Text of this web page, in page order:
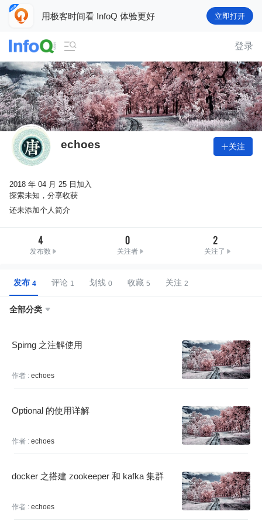
用极客时间看 InfoQ 体验更好 立即打开
 登录
echoes 关注
2018 年 04 月 25 日加入
探索未知，分享收获
还未添加个人简介
4
发布数
0
关注者
2
关注了
发布 评论 划线 收藏 关注
全部分类 
Spirng 之注解使用
作者 : echoes
Optional 的使用详解
作者 : echoes
docker 之搭建 zookeeper 和 kafka 集群
作者 : echoes